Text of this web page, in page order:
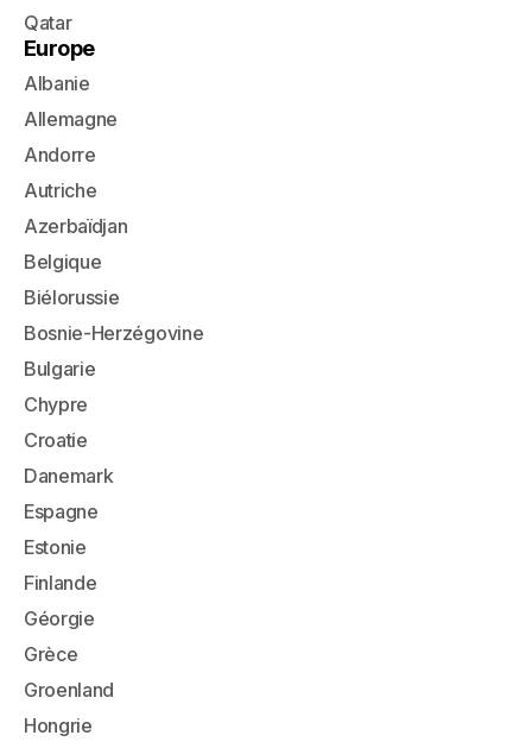
Qatar
Europe
Albanie
Allemagne
Andorre
Autriche
Azerbaïdjan
Belgique
Biélorussie
Bosnie-Herzégovine
Bulgarie
Chypre
Croatie
Danemark
Espagne
Estonie
Finlande
Géorgie
Grèce
Groenland
Hongrie